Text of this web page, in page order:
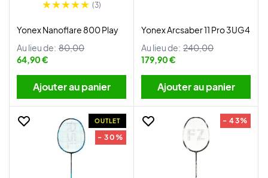
(3)
Yonex Nanoflare 800 Play
Au lieu de: 80,00
64,90 €
Ajouter au panier
Yonex Arcsaber 11 Pro 3UG4
Au lieu de: 240,00
179,90 €
Ajouter au panier
OUTLET
- 30%
- 43%